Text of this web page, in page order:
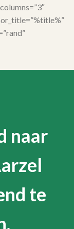
naar
te